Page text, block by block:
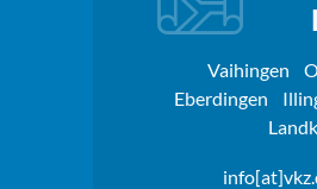
Vaihingen
Eberdingen